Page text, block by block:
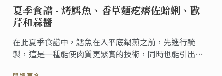
夏季食譜 - 烤鱈魚、香草麵疙瘩佐蛤蜊、歐
芹和蒜醬
在此夏季食譜中，鱈魚在入平底鍋煎之前，先進行醃
製，這是一種能使肉質更緊實的技術，同時也能引出魚